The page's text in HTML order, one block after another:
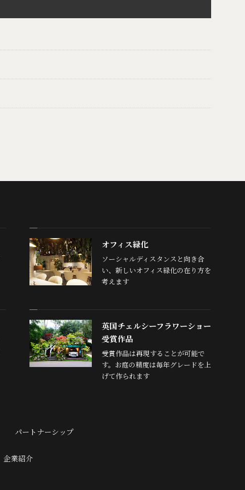
オフィス緑化
ソーシャルディスタンスと向き合
い、新しいオフィス緑化の在り方を
考えます
英国チェルシーフラワーショー
受賞作品
受賞作品は再現することが可能で
す。お庭の精度は毎年グレードを上
げて作られます
パートナーシップ
企業紹介